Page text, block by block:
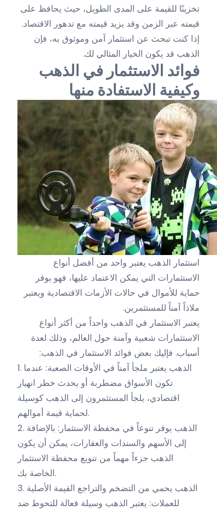
تخزينًا للقيمة على المدى الطويل، حيث يحافظ على
قيمته عبر الزمن وقد يزيد قيمته مع تدهور الاقتصاد.
إذا كنت تبحث عن استثمار آمن وموثوق به، فإن
الذهب قد يكون الخيار المثالي لك.
فوائد الاستثمار في الذهب
وكيفية الاستفادة منها
استثمار الذهب يعتبر واحد من أفضل أنواع
الاستثمارات التي يمكن الاعتماد عليها، فهو يوفر
حماية للأموال في حالات الأزمات الاقتصادية ويعتبر
ملاذاً آمناً للمستثمرين.
يعتبر الاستثمار في الذهب واحداً من أكثر أنواع
الاستثمارات شعبية وآمنة حول العالم، وذلك لعدة
أسباب. فإليك بعض فوائد الاستثمار في الذهب:
1. الذهب يعتبر ملجأ آمناً في الأوقات الصعبة: عندما
تكون الأسواق مضطربة أو يحدث خطر انهيار
اقتصادي، يلجأ المستثمرون إلى الذهب كوسيلة
لحماية قيمة أموالهم.
2. الذهب يوفر تنوعاً في محفظة الاستثمار: بالإضافة
إلى الأسهم والسندات والعقارات، يمكن أن يكون
الذهب جزءاً مهماً من تنويع محفظة الاستثمار
الخاصة بك.
3. الذهب يحمي من التضخم والتراجع القيمة الأصلية
للعملات: يعتبر الذهب وسيلة فعالة للتحوط ضد